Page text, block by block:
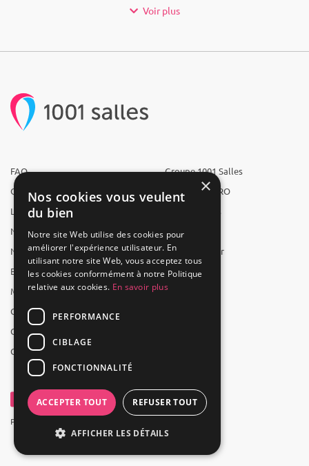
Voir plus
FAQ
Qui sommes-nous ?
L'équipe
Nous recrutons
Nos partenaires
Espace presse
Mentions légales
CGV
CGU
Contact
Groupe 1001 Salles
1001 Salles PRO
1001 Traiteurs
1001 Artistes
Reserverunbar
MP2
Powered by Groupe 1001Salles
×
Nos cookies vous veulent
du bien
Notre site Web utilise des cookies pour
améliorer l'expérience utilisateur. En
utilisant notre site Web, vous acceptez tous
les cookies conformément à notre Politique
relative aux cookies. En savoir plus
PERFORMANCE
CIBLAGE
FONCTIONNALITÉ
ACCEPTER TOUT REFUSER TOUT
AFFICHER LES DÉTAILS